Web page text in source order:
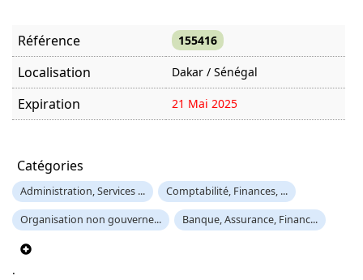
Référence 155416
Localisation Dakar / Sénégal
Expiration 21 Mai 2025
Catégories
Administration, Services ... Comptabilité, Finances, ...
Organisation non gouverne... Banque, Assurance, Financ...
.